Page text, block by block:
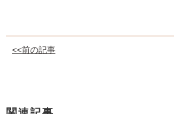
<<前の記事